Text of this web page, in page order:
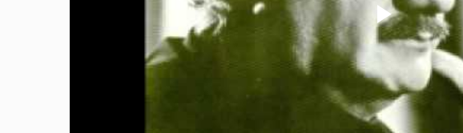
Play
Video